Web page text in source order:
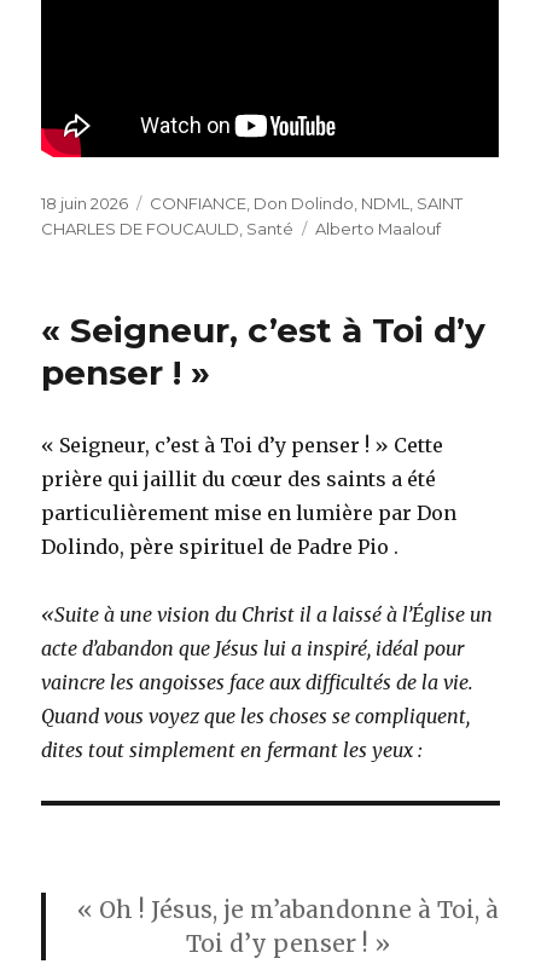
Publié
le
18 juin 2026 Catégories
CONFIANCE Don Dolindo NDML
SAINT
CHARLES DE FOUCAULD Santé Étiquettes
Alberto Maalouf
« Seigneur, c’est à Toi d’y
penser ! »
« Seigneur, c’est à Toi d’y penser ! » Cette
prière qui jaillit du cœur des saints a été
particulièrement mise en lumière par Don
Dolindo, père spirituel de Padre Pio .
«Suite à une vision du Christ il a laissé à l’Église un
acte d’abandon que Jésus lui a inspiré, idéal pour
vaincre les angoisses face aux difficultés de la vie.
Quand vous voyez que les choses se compliquent,
dites tout simplement en fermant les yeux :
« Oh ! Jésus, je m’abandonne à Toi, à
Toi d’y penser ! »